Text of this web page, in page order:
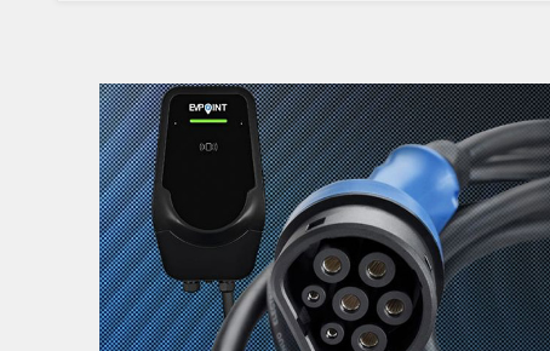
Moto servisi
Impressum
Dario Dinter - Moto TOZ
Igor Kreč - UmPaDrum
Igor Kukec Brmbi
Slaven Gajdek
Moto putopisi
Vikend vožnje